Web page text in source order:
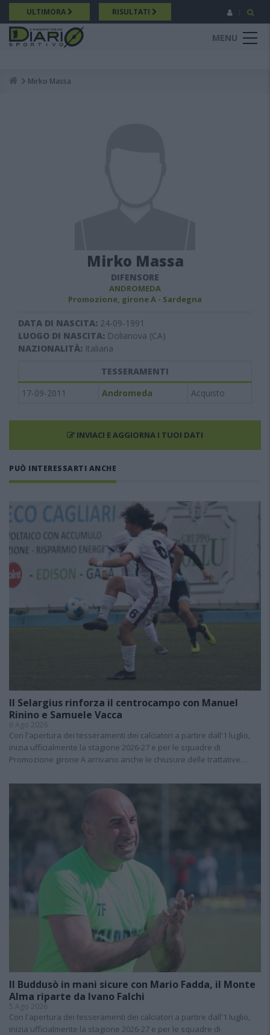
Salta
al
contenuto
principale
ULTIMORA RISULTATI
MENU
Breadcrumb
Mirko Massa
Mirko Massa
DIFENSORE
ANDROMEDA
Promozione, girone A - Sardegna
DATA DI NASCITA: 24-09-1991
LUOGO DI NASCITA: Dolianova (CA)
NAZIONALITÀ: Italiana
TESSERAMENTI
17-09-2011
Andromeda Acquisto
INVIACI E AGGIORNA I TUOI DATI
PUÒ INTERESSARTI ANCHE
Il Selargius rinforza il centrocampo con Manuel
Rinino e Samuele Vacca
6 Ago 2026
Con l'apertura dei tesseramenti dei calciatori a partire dall'1 luglio,
inizia ufficialmente la stagione 2026-27 e per le squadre di
Promozione girone A arrivano anche le chiusure delle trattative…
Il Buddusò in mani sicure con Mario Fadda, il Monte
Alma riparte da Ivano Falchi
5 Ago 2026
Con l'apertura dei tesseramenti dei calciatori a partire dall'1 luglio,
inizia ufficialmente la stagione 2026-27 e per le squadre di